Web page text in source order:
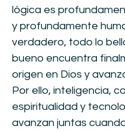
lógica es
y profundamente
verdadero, todo lo
bueno encuentra
origen en Dios y
Por ello, inteligencia,
espiritualidad y
avanzan juntas